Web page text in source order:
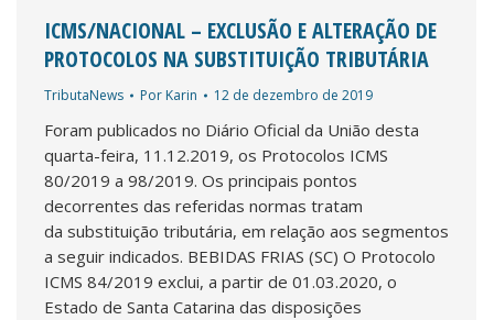
ICMS/NACIONAL – EXCLUSÃO E ALTERAÇÃO DE
PROTOCOLOS NA SUBSTITUIÇÃO TRIBUTÁRIA
TributaNews Por Karin 12 de dezembro de 2019
Foram publicados no Diário Oficial da União desta
quarta-feira, 11.12.2019, os Protocolos ICMS
80/2019 a 98/2019. Os principais pontos
decorrentes das referidas normas tratam
da substituição tributária, em relação aos segmentos
a seguir indicados. BEBIDAS FRIAS (SC) O Protocolo
ICMS 84/2019 exclui, a partir de 01.03.2020, o
Estado de Santa Catarina das disposições